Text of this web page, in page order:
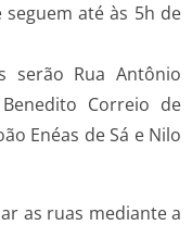
até às 5h de
serão Rua Antônio
Correio de
Enéas de Sá e Nilo
as ruas mediante a